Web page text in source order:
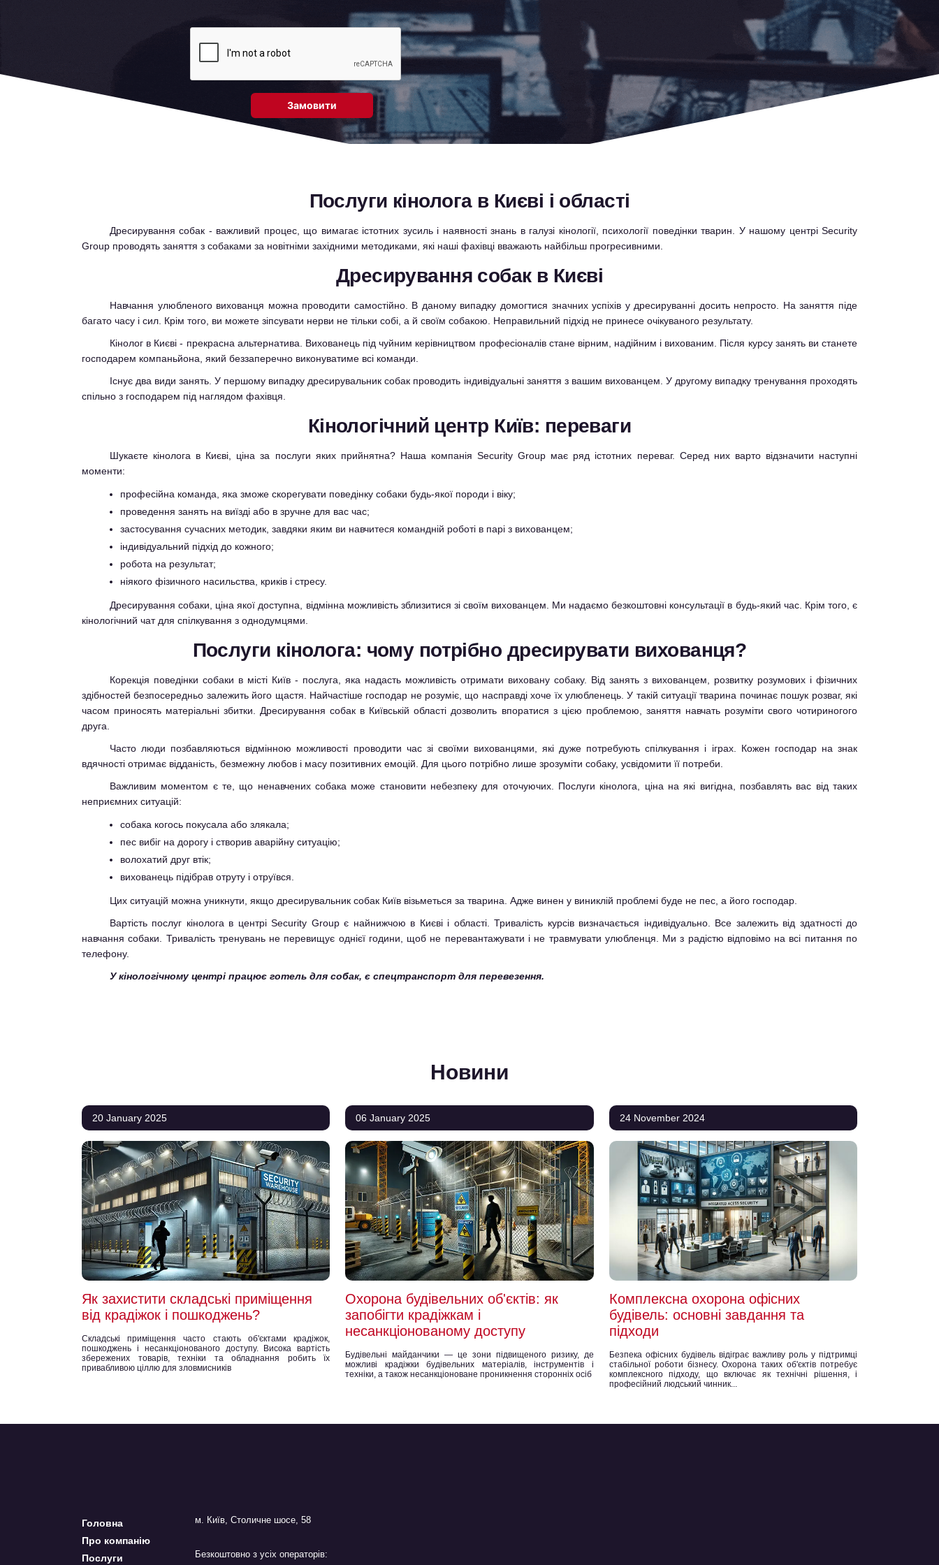
Послуги кінолога в Києві і області
Дресирування собак - важливий процес, що вимагає істотних зусиль і наявності знань в галузі кінології, психології поведінки тварин. У нашому центрі Security
Group проводять заняття з собаками за новітніми західними методиками, які наші фахівці вважають найбільш прогресивними.
Дресирування собак в Києві
Навчання улюбленого вихованця можна проводити самостійно. В даному випадку домогтися значних успіхів у дресируванні досить непросто. На заняття піде
багато часу і сил. Крім того, ви можете зіпсувати нерви не тільки собі, а й своїм собакою. Неправильний підхід не принесе очікуваного результату.
Кінолог в Києві - прекрасна альтернатива. Вихованець під чуйним керівництвом професіоналів стане вірним, надійним і вихованим. Після курсу занять ви станете
господарем компаньйона, який беззаперечно виконуватиме всі команди.
Існує два види занять. У першому випадку дресирувальник собак проводить індивідуальні заняття з вашим вихованцем. У другому випадку тренування проходять
спільно з господарем під наглядом фахівця.
Кінологічний центр Київ: переваги
Шукаєте кінолога в Києві, ціна за послуги яких прийнятна? Наша компанія Security Group має ряд істотних переваг. Серед них варто відзначити наступні
моменти:
професійна команда, яка зможе скорегувати поведінку собаки будь-якої породи і віку;
проведення занять на виїзді або в зручне для вас час;
застосування сучасних методик, завдяки яким ви навчитеся командній роботі в парі з вихованцем;
індивідуальний підхід до кожного;
робота на результат;
ніякого фізичного насильства, криків і стресу.
Дресирування собаки, ціна якої доступна, відмінна можливість зблизитися зі своїм вихованцем. Ми надаємо безкоштовні консультації в будь-який час. Крім того, є
кінологічний чат для спілкування з однодумцями.
Послуги кінолога: чому потрібно дресирувати вихованця?
Корекція поведінки собаки в місті Київ - послуга, яка надасть можливість отримати виховану собаку. Від занять з вихованцем, розвитку розумових і фізичних
здібностей безпосередньо залежить його щастя. Найчастіше господар не розуміє, що насправді хоче їх улюбленець. У такій ситуації тварина починає пошук розваг, які
часом приносять матеріальні збитки. Дресирування собак в Київській області дозволить впоратися з цією проблемою, заняття навчать розуміти свого чотириногого
друга.
Часто люди позбавляються відмінною можливості проводити час зі своїми вихованцями, які дуже потребують спілкування і іграх. Кожен господар на знак
вдячності отримає відданість, безмежну любов і масу позитивних емоцій. Для цього потрібно лише зрозуміти собаку, усвідомити її потреби.
Важливим моментом є те, що ненавчених собака може становити небезпеку для оточуючих. Послуги кінолога, ціна на які вигідна, позбавлять вас від таких
неприємних ситуацій:
собака когось покусала або злякала;
пес вибіг на дорогу і створив аварійну ситуацію;
волохатий друг втік;
вихованець підібрав отруту і отруївся.
Цих ситуацій можна уникнути, якщо дресирувальник собак Київ візьметься за тварина. Адже винен у виниклій проблемі буде не пес, а його господар.
Вартість послуг кінолога в центрі Security Group є найнижчою в Києві і області. Тривалість курсів визначається індивідуально. Все залежить від здатності до
навчання собаки. Тривалість тренувань не перевищує однієї години, щоб не перевантажувати і не травмувати улюбленця. Ми з радістю відповімо на всі питання по
телефону.
У кінологічному центрі працює готель для собак, є спецтранспорт для перевезення.
Новини
20 January 2025
Як захистити складські приміщення
від крадіжок і пошкоджень?
Складські приміщення часто стають об'єктами крадіжок,
пошкоджень і несанкціонованого доступу. Висока вартість
збережених товарів, техніки та обладнання робить їх
привабливою ціллю для зловмисників
06 January 2025
Охорона будівельних об'єктів: як
запобігти крадіжкам і
несанкціонованому доступу
Будівельні майданчики — це зони підвищеного ризику, де
можливі крадіжки будівельних матеріалів, інструментів і
техніки, а також несанкціоноване проникнення сторонніх осіб
24 November 2024
Комплексна охорона офісних
будівель: основні завдання та
підходи
Безпека офісних будівель відіграє важливу роль у підтримці
стабільної роботи бізнесу. Охорона таких об'єктів потребує
комплексного підходу, що включає як технічні рішення, і
професійний людський чинник...
Головна
Про компанію
Послуги
м. Київ, Столичне шосе, 58
Безкоштовно з усіх операторів: